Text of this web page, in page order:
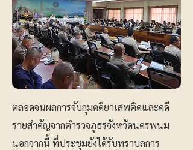
ตลอดจนผลการจับกุมคดียาเสพติดและคดี
รายสำคัญจากตำรวจภูธรจังหวัดนครพนม
นอกจากนี้ ที่ประชุมยังได้รับทราบลการ